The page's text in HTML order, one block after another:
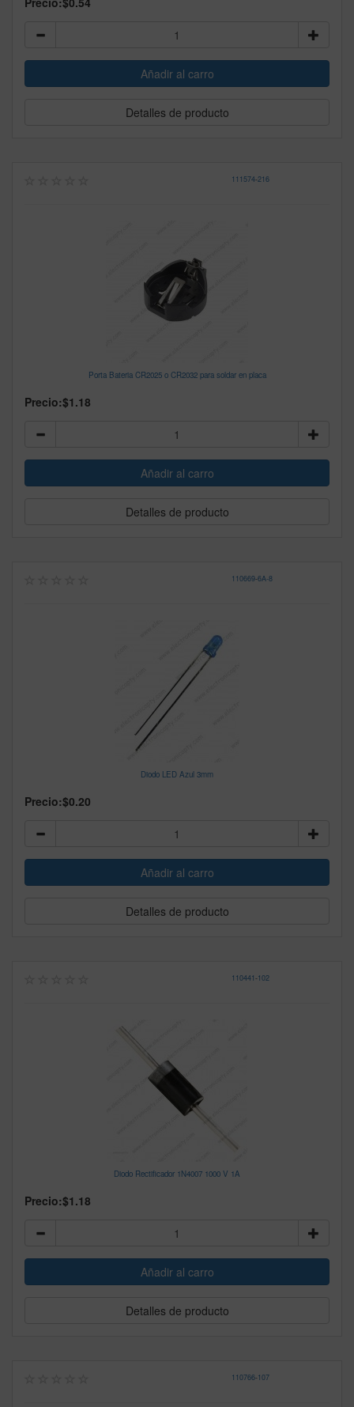
Detalles de producto
111574-216
Porta Bateria CR2025 o CR2032 para soldar en placa
Precio:$1.18
Detalles de producto
110669-6A-8
Diodo LED Azul 3mm
Precio:$0.20
Detalles de producto
110441-102
Diodo Rectificador 1N4007 1000 V 1A
Precio:$1.18
Detalles de producto
110766-107